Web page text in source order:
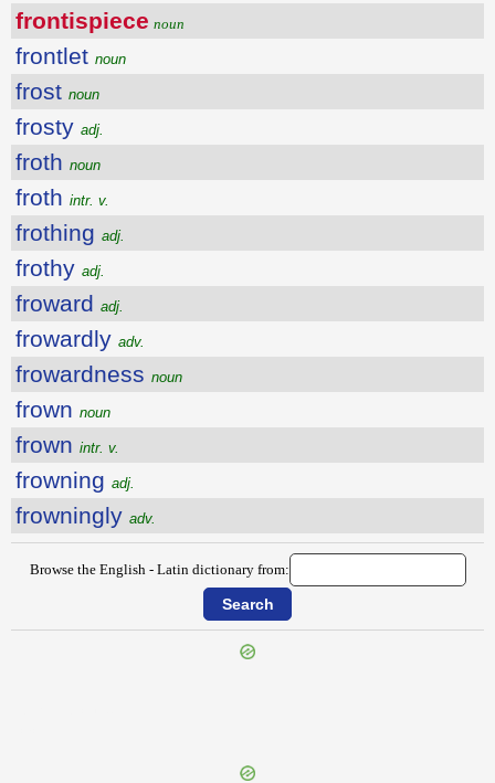
frontispiece noun
frontlet noun
frost noun
frosty adj.
froth noun
froth intr. v.
frothing adj.
frothy adj.
froward adj.
frowardly adv.
frowardness noun
frown noun
frown intr. v.
frowning adj.
frowningly adv.
Browse the English - Latin dictionary from: